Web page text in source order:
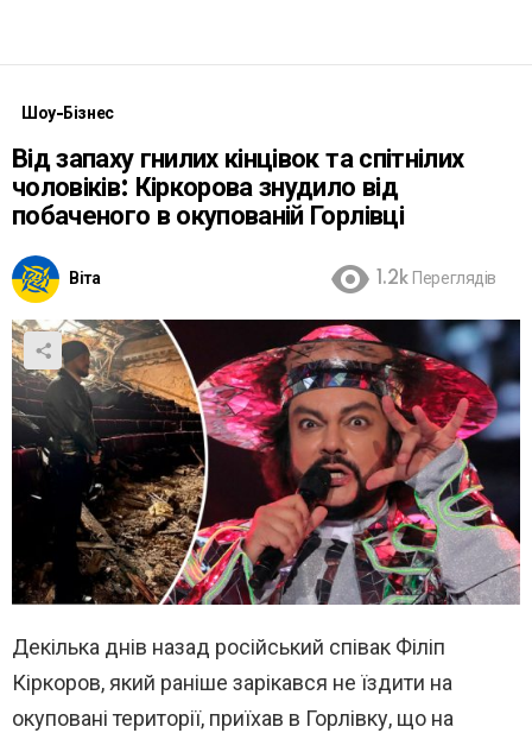
Шоу-Бізнес
Від запаху гнилих кінцівок та спітнілих
чоловіків: Кіркорова знудило від
побаченого в окупованій Горлівці
Віта 1.2k Переглядів
Декілька днів назад російський співак Філіп
Кіркоров, який раніше зарікався не їздити на
окуповані території, приїхав в Горлівку, що на